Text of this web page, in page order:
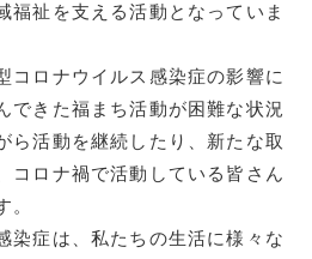
福祉を支える活動となっていま
ロナウイルス感染症の影響に
できた福まち活動が困難な状況
ら活動を継続したり、新たな取
コロナ禍で活動している皆さん
。
症は、私たちの生活に様々な